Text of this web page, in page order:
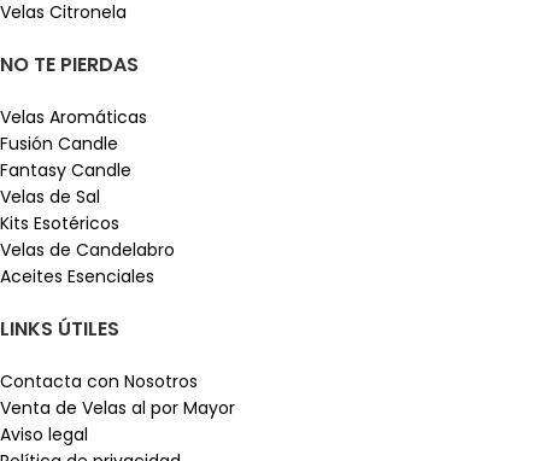
Velas Citronela
NO TE PIERDAS
Velas Aromáticas
Fusión Candle
Fantasy Candle
Velas de Sal
Kits Esotéricos
Velas de Candelabro
Aceites Esenciales
LINKS ÚTILES
Contacta con Nosotros
Venta de Velas al por Mayor
Aviso legal